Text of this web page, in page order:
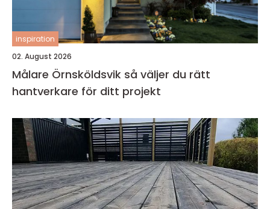
inspiration
02. August 2026
Målare Örnsköldsvik så väljer du rätt
hantverkare för ditt projekt